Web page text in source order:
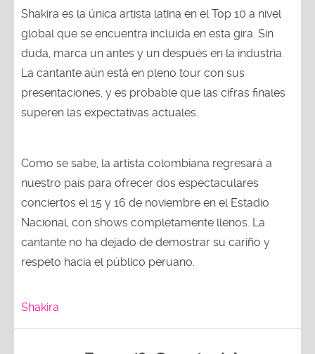
Shakira es la única artista latina en el Top 10 a nivel
global que se encuentra incluida en esta gira. Sin
duda, marca un antes y un después en la industria.
La cantante aún está en pleno tour con sus
presentaciones, y es probable que las cifras finales
superen las expectativas actuales.
Como se sabe, la artista colombiana regresará a
nuestro país para ofrecer dos espectaculares
conciertos el 15 y 16 de noviembre en el Estadio
Nacional, con shows completamente llenos. La
cantante no ha dejado de demostrar su cariño y
respeto hacia el público peruano.
Shakira